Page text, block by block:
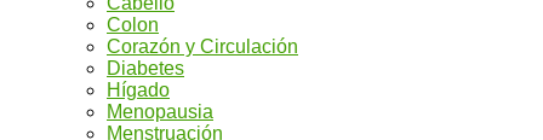
Colon
Corazón y Circulación
Diabetes
Hígado
Menopausia
Menstruación